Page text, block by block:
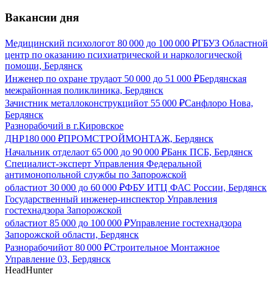
Вакансии дня
Медицинский психологот 80 000 до 100 000 ₽ГБУЗ Областной
центр по оказанию психиатрической и наркологической
помощи, Бердянск
Инженер по охране трудаот 50 000 до 51 000 ₽Бердянская
межрайонная поликлиника, Бердянск
Зачистник металлоконструкцийот 55 000 ₽Санфлоро Нова,
Бердянск
Разнорабочий в г.Кировское
ДНР180 000 ₽ПРОМСТРОЙМОНТАЖ, Бердянск
Начальник отделаот 65 000 до 90 000 ₽Банк ПСБ, Бердянск
Специалист-эксперт Управления Федеральной
антимонопольной службы по Запорожской
областиот 30 000 до 60 000 ₽ФБУ ИТЦ ФАС России, Бердянск
Государственный инженер-инспектор Управления
гостехнадзора Запорожской
областиот 85 000 до 100 000 ₽Управление гостехнадзора
Запорожской области, Бердянск
Разнорабочийот 80 000 ₽Строительное Монтажное
Управление 03, Бердянск
HeadHunter